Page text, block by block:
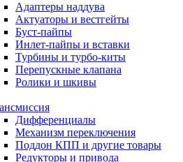
Адаптеры наддува
Актуаторы и вестгейты
Буст-пайпы
Инлет-пайпы и вставки
Турбины и турбо-киты
Перепускные клапана
Ролики и шкивы
Дифференциалы
Механизм переключения
Поддон КПП и другие товары
Редукторы и привода